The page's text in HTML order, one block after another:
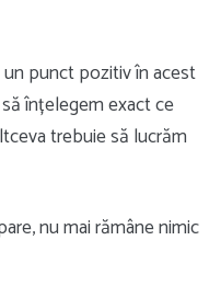
un punct pozitiv în acest
înțelegem exact ce
trebuie să lucrăm
nu mai rămâne nimic